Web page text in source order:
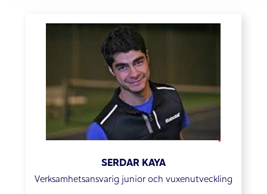
SERDAR KAYA
Verksamhetsansvarig junior och vuxenutveckling